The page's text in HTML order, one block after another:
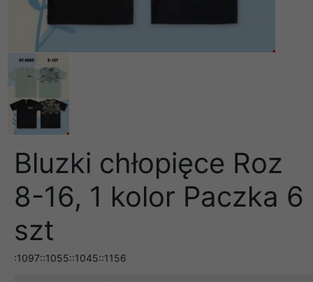
Bluzki chłopięce Roz
8-16, 1 kolor Paczka 6
szt
:1097::1055::1045::1156